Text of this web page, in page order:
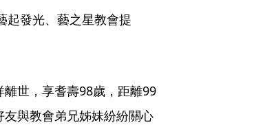
起發光、藝之星教會提
世，享耆壽98歲，距離99
與教會弟兄姊妹紛紛關心